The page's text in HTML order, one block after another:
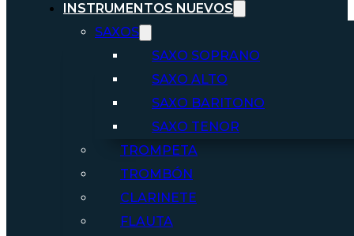
INSTRUMENTOS NUEVOS
SAXOS
SAXO SOPRANO
SAXO ALTO
SAXO BARITONO
SAXO TENOR
TROMPETA
TROMBÓN
CLARINETE
FLAUTA